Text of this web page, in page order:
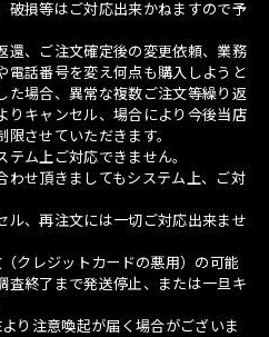
破損等はご対応出来かねますので予
、ご注文確定後の変更依頼、業務
電話番号を変え何点も購入しようと
た場合、異常な複数ご注文等繰り返
りキャンセル、場合により今後当店
させていただきます。
ム上ご対応できません。
せ頂きましてもシステム上、ご対
ル、再注文には一切ご対応出来ませ
クレジットカードの悪用）の可能
査終了まで発送停止、または一旦キ
り注意喚起が届く場合がございま